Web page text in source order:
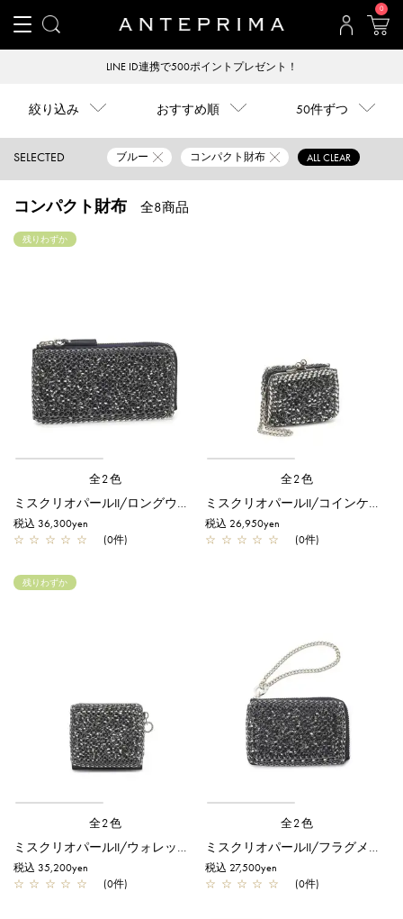
0
LINE ID連携で500ポイントプレゼント！
絞り込み おすすめ順 50件ずつ
SELECTED ブルー コンパクト財布 ALL CLEAR
コンパクト財布 全8商品
残りわずか
全2色
ミスクリオパールII/ロングウォレット/ネイビー
税込 36,300yen
☆ ☆ ☆ ☆ ☆ (0件)
全2色
ミスクリオパールII/コインケース/ネイビー
税込 26,950yen
☆ ☆ ☆ ☆ ☆ (0件)
残りわずか
全2色
ミスクリオパールII/ウォレット/ネイビー
税込 35,200yen
☆ ☆ ☆ ☆ ☆ (0件)
全2色
ミスクリオパールII/フラグメントケース/ネイビー
税込 27,500yen
☆ ☆ ☆ ☆ ☆ (0件)